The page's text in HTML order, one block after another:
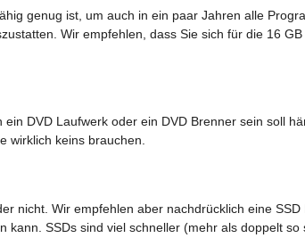
genug ist, um auch in ein paar Jahren alle
Wir empfehlen, dass Sie sich für die 16
DVD Laufwerk oder ein DVD Brenner sein soll
wirklich keins brauchen.
nicht. Wir empfehlen aber nachdrücklich eine
SSDs sind viel schneller (mehr als doppelt